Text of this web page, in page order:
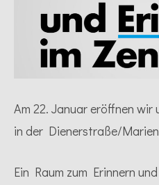
Am 22. Januar eröffnen wir
in der Dienerstraße/
Ein Raum zum Erinnern